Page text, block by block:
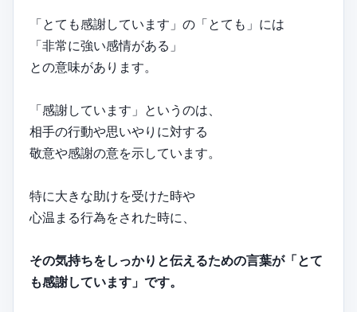
「とても感謝しています」の「とても」には
「非常に強い感情がある」
との意味があります。
「感謝しています」というのは、
相手の行動や思いやりに対する
敬意や感謝の意を示しています。
特に大きな助けを受けた時や
心温まる行為をされた時に、
その気持ちをしっかりと伝えるための言葉が「とて
も感謝しています」です。